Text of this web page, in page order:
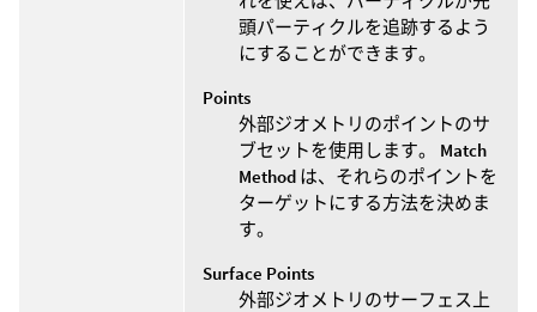
頭パーティクルを追跡するよう
にすることができます。
Points
外部ジオメトリのポイントのサ
ブセットを使用します。 Match
Method は、それらのポイントを
ターゲットにする方法を決めま
す。
Surface Points
外部ジオメトリのサーフェス上